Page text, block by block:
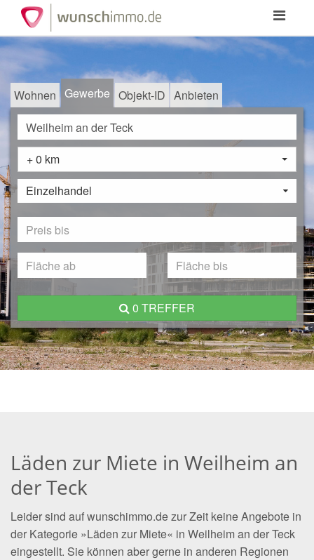
Toggle
Wohnen Gewerbe Objekt-ID Anbieten
+ 0 km
Einzelhandel
0 TREFFER
Läden zur Miete in Weilheim an
der Teck
Leider sind auf wunschimmo.de zur Zeit keine Angebote in
der Kategorie »Läden zur Miete« in Weilheim an der Teck
eingestellt. Sie können aber gerne in anderen Regionen